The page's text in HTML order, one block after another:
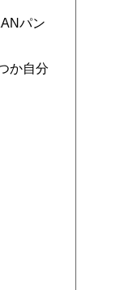
パン
か自分